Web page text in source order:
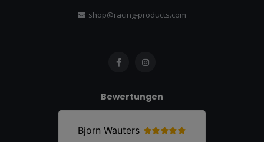
shop@racing-products.com
Bewertungen